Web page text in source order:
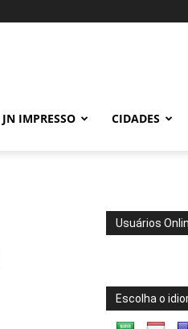
JN IMPRESSO CIDADES
Usuários
Escolha o